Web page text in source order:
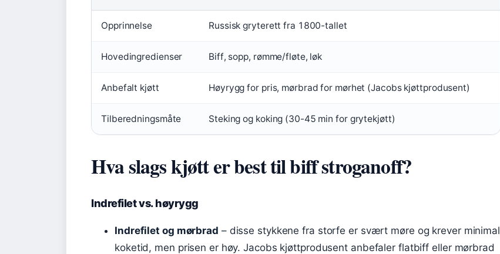
Opprinnelse Russisk gryterett fra 1800-tallet
Hovedingredienser Biff, sopp, rømme/fløte, løk
Anbefalt kjøtt Høyrygg for pris, mørbrad for mørhet (Jacobs kjøttprodusent)
Tilberedningsmåte Steking og koking (30-45 min for grytekjøtt)
Hva slags kjøtt er best til biff stroganoff?
Indrefilet vs. høyrygg
Indrefilet og mørbrad – disse stykkene fra storfe er svært møre og krever minimal
koketid, men prisen er høy. Jacobs kjøttprodusent anbefaler flatbiff eller mørbrad